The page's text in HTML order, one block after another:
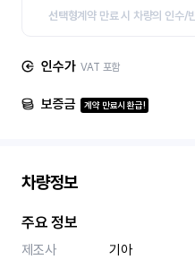
선택형계약 만료 시 차량의 인수/
인수가 VAT 포함
보증금 계약 만료시 환급!
차량정보
주요 정보
제조사
기아